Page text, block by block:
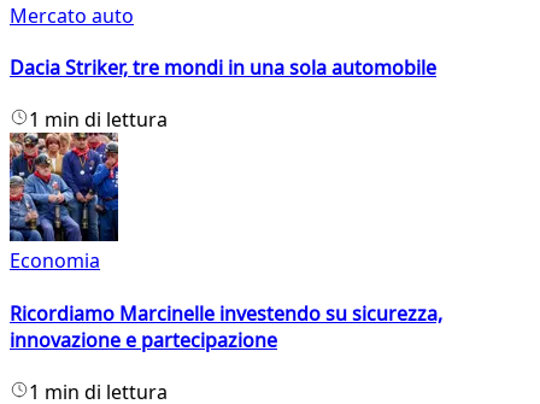
Mercato auto
Dacia Striker, tre mondi in una sola automobile
1 min di lettura
Economia
Ricordiamo Marcinelle investendo su sicurezza,
innovazione e partecipazione
1 min di lettura